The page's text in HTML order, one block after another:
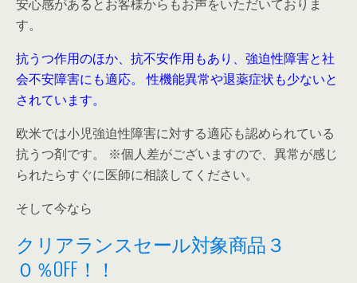
安心感があるとお客様からもお声をいただいておりま
す。
抗うつ作用のほか、抗不安作用もあり、強迫性障害と社
会不安障害にも適応。
性機能異常や退薬症状も少ないと
されています。
欧米では小児強迫性障害に対する適応も認められている
抗うつ剤です。 ※個人差がございますので、異常が感じ
られたらすぐに医師に相談してください。
そして今なら
クリアランスセール対象商品３
０％OFF！！